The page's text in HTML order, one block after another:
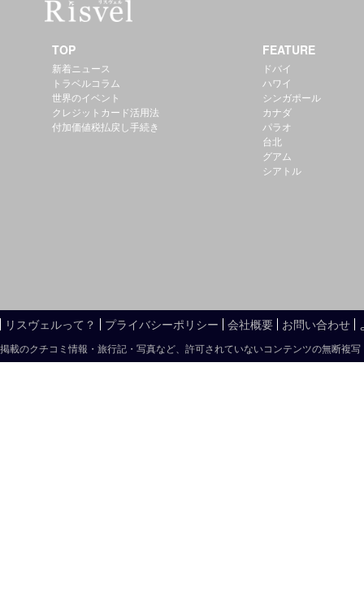
TOP
新着ニュース
トラベルコラム
世界のイベント
クレジットカード活用法
付加価値税払戻し手続き
FEATURE
ドバイ
ハワイ
シンガポール
カナダ
パラオ
台北
グアム
シアトル
リスヴェルって？ プライバシーポリシー 会社概要 お問い合わせ
掲載のクチコミ情報・旅行記・写真など、許可されていないコンテンツの無断複